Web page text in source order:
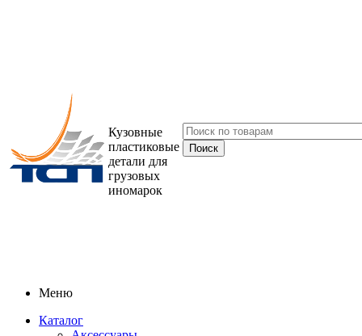
Кузовные
пластиковые
детали для
грузовых
иномарок
Меню
Каталог